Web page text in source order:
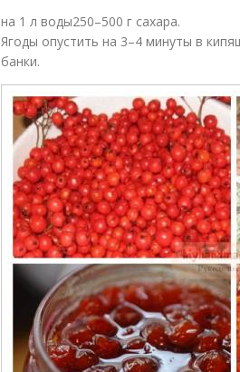
на 1 л воды250–500 г сахара.
Ягоды опустить на 3–4 минуты в
банки.